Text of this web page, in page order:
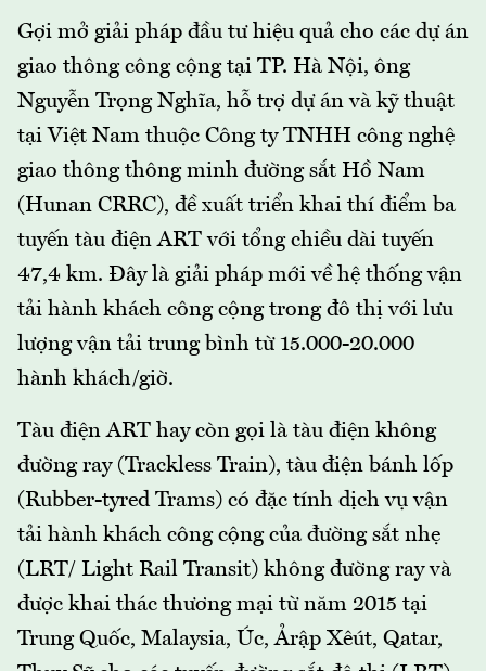
Gợi mở giải pháp đầu tư hiệu quả cho các dự án
giao thông công cộng tại TP. Hà Nội, ông
Nguyễn Trọng Nghĩa, hỗ trợ dự án và kỹ thuật
tại Việt Nam thuộc Công ty TNHH công nghệ
giao thông thông minh đường sắt Hồ Nam
(Hunan CRRC), đề xuất triển khai thí điểm ba
tuyến tàu điện ART với tổng chiều dài tuyến
47,4 km. Đây là giải pháp mới về hệ thống vận
tải hành khách công cộng trong đô thị với lưu
lượng vận tải trung bình từ 15.000-20.000
hành khách/giờ.
Tàu điện ART hay còn gọi là tàu điện không
đường ray (Trackless Train), tàu điện bánh lốp
(Rubber-tyred Trams) có đặc tính dịch vụ vận
tải hành khách công cộng của đường sắt nhẹ
(LRT/ Light Rail Transit) không đường ray và
được khai thác thương mại từ năm 2015 tại
Trung Quốc, Malaysia, Úc, Ảrập Xêút, Qatar,